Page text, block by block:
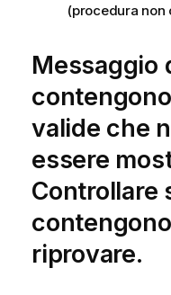
(procedura non
Messaggio
valide che
essere
Controllare
riprovare.